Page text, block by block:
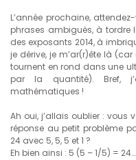
L’année prochaine,
phrases ambiguës, à
des exposants 2014, à
je dérive, je m’ar(r)ête là
tournent en rond dans une
par la quantité). Bref,
mathématiques !
Ah oui, j’allais oublier : vous
réponse au petit problème
24 avec 5, 5, 5 et 1 ?
Eh bien ainsi : 5 (5 – 1/5) =